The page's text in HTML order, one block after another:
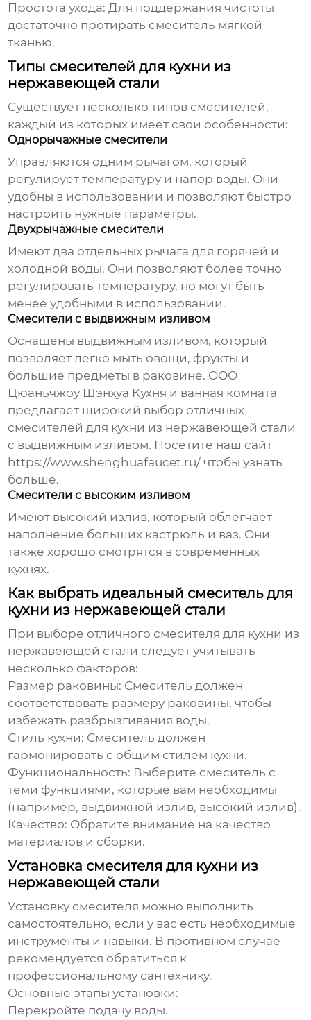
Простота ухода: Для поддержания чистоты
достаточно протирать смеситель мягкой
тканью.
Типы смесителей для кухни из
нержавеющей стали
Существует несколько типов смесителей,
каждый из которых имеет свои особенности:
Однорычажные смесители
Управляются одним рычагом, который
регулирует температуру и напор воды. Они
удобны в использовании и позволяют быстро
настроить нужные параметры.
Двухрычажные смесители
Имеют два отдельных рычага для горячей и
холодной воды. Они позволяют более точно
регулировать температуру, но могут быть
менее удобными в использовании.
Смесители с выдвижным изливом
Оснащены выдвижным изливом, который
позволяет легко мыть овощи, фрукты и
большие предметы в раковине. ООО
Цюаньчжоу Шэнхуа Кухня и ванная комната
предлагает широкий выбор отличных
смесителей для кухни из нержавеющей стали
с выдвижным изливом. Посетите наш сайт
https://www.shenghuafaucet.ru/ чтобы узнать
больше.
Смесители с высоким изливом
Имеют высокий излив, который облегчает
наполнение больших кастрюль и ваз. Они
также хорошо смотрятся в современных
кухнях.
Как выбрать идеальный смеситель для
кухни из нержавеющей стали
При выборе отличного смесителя для кухни из
нержавеющей стали следует учитывать
несколько факторов:
Размер раковины: Смеситель должен
соответствовать размеру раковины, чтобы
избежать разбрызгивания воды.
Стиль кухни: Смеситель должен
гармонировать с общим стилем кухни.
Функциональность: Выберите смеситель с
теми функциями, которые вам необходимы
(например, выдвижной излив, высокий излив).
Качество: Обратите внимание на качество
материалов и сборки.
Установка смесителя для кухни из
нержавеющей стали
Установку смесителя можно выполнить
самостоятельно, если у вас есть необходимые
инструменты и навыки. В противном случае
рекомендуется обратиться к
профессиональному сантехнику.
Основные этапы установки:
Перекройте подачу воды.